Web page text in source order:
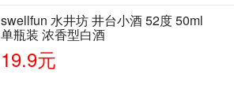
swellfun 水井坊 井台小酒 52度 50ml
单瓶装 浓香型白酒
19.9元